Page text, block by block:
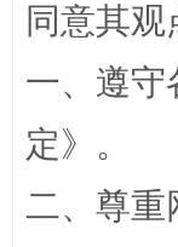
同意其
一、遵守
定》。
二、尊重